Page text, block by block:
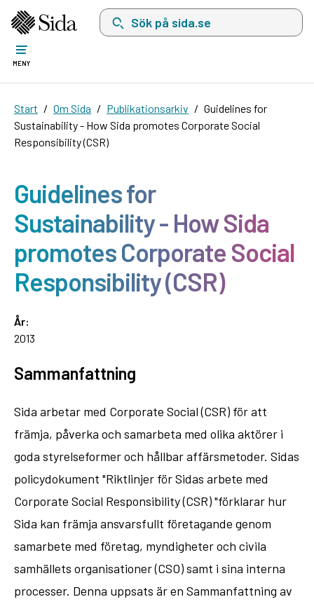
Sök på sida.se, sökförslag kommer att visas
MENY
Start Om Sida Publikationsarkiv
Guidelines for
Sustainability - How Sida promotes Corporate Social
Responsibility (CSR)
Guidelines for
Sustainability - How Sida
promotes Corporate Social
Responsibility (CSR)
År:
2013
Sammanfattning
Sida arbetar med Corporate Social (CSR) för att
främja, påverka och samarbeta med olika aktörer i
goda styrelseformer och hållbar affärsmetoder. Sidas
policydokument "Riktlinjer för Sidas arbete med
Corporate Social Responsibility (CSR) "förklarar hur
Sida kan främja ansvarsfullt företagande genom
samarbete med företag, myndigheter och civila
samhällets organisationer (CSO) samt i sina interna
processer. Denna uppsats är en Sammanfattning av